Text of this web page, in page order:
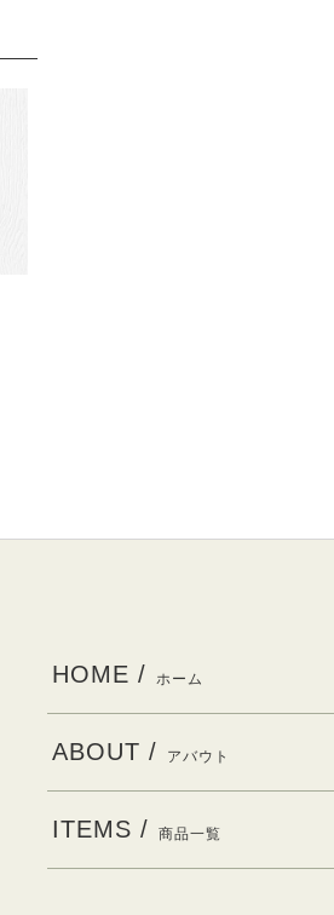
HOME / ホーム
ABOUT / アバウト
ITEMS / 商品一覧